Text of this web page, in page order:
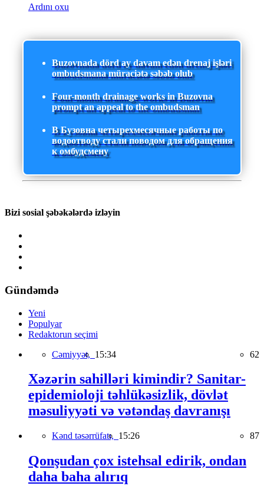
Ardını oxu
Buzovnada dörd ay davam edən drenaj işləri
ombudsmana müraciətə səbəb olub
Four-month drainage works in Buzovna
prompt an appeal to the ombudsman
В Бузовна четырехмесячные работы по
водоотводу стали поводом для обращения
к омбудсмену
Bizi sosial şəbəkələrdə izləyin
Gündəmdə
Yeni
Populyar
Redaktorun seçimi
Cəmiyyət, 15:34 62
Xəzərin sahilləri kimindir? Sanitar-
epidemioloji təhlükəsizlik, dövlət
məsuliyyəti və vətəndaş davranışı
Kənd təsərrüfatı, 15:26 87
Qonşudan çox istehsal edirik, ondan
daha baha alırıq